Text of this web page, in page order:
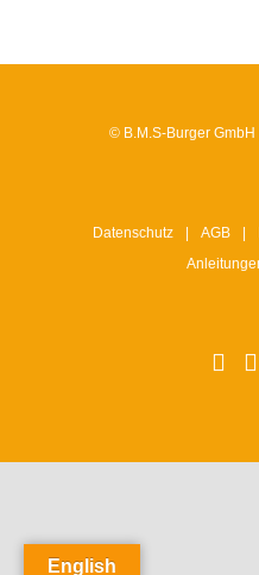
© B.M.S-Burger
Datenschutz AGB
English